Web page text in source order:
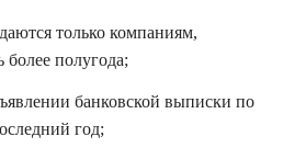
только компаниям,
более полугода;
банковской выписки по
год;